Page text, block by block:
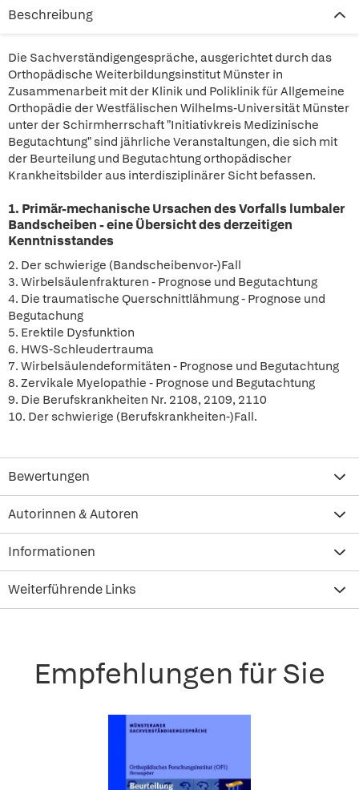
Beschreibung
Die Sachverständigengespräche, ausgerichtet durch das
Orthopädische Weiterbildungsinstitut Münster in
Zusammenarbeit mit der Klinik und Poliklinik für Allgemeine
Orthopädie der Westfälischen Wilhelms-Universität Münster
unter der Schirmherrschaft "Initiativkreis Medizinische
Begutachtung" sind jährliche Veranstaltungen, die sich mit
der Beurteilung und Begutachtung orthopädischer
Krankheitsbilder aus interdisziplinärer Sicht befassen.
1. Primär-mechanische Ursachen des Vorfalls lumbaler
Bandscheiben - eine Übersicht des derzeitigen
Kenntnisstandes
2. Der schwierige (Bandscheibenvor-)Fall
3. Wirbelsäulenfrakturen - Prognose und Begutachtung
4. Die traumatische Querschnittlähmung - Prognose und
Begutachung
5. Erektile Dysfunktion
6. HWS-Schleudertrauma
7. Wirbelsäulendeformitäten - Prognose und Begutachtung
8. Zervikale Myelopathie - Prognose und Begutachtung
9. Die Berufskrankheiten Nr. 2108, 2109, 2110
10. Der schwierige (Berufskrankheiten-)Fall.
Bewertungen
Autorinnen & Autoren
Informationen
Weiterführende Links
Empfehlungen für Sie